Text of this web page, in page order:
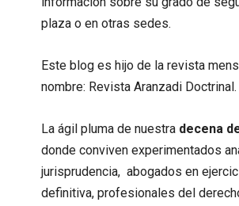
plaza o en otras sedes.
Este blog es hijo de la revista
nombre: Revista Aranzadi Doctrinal.
La ágil pluma de nuestra decena
donde conviven experimentados
jurisprudencia, abogados en
definitiva, profesionales del